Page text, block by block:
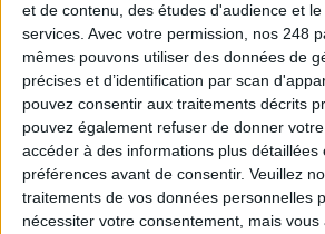
et de contenu, des études d'audience et
services. Avec votre permission, nos 248
mêmes pouvons utiliser des données de
précises et d’identification par scan
pouvez consentir aux traitements décrits
pouvez également refuser de donner
accéder à des informations plus détaillées
préférences avant de consentir. Veuillez
traitements de vos données personnelles
nécessiter votre consentement, mais
Cybersécurité, ce que
faire
API first : pourquoi
le premier critère de choix